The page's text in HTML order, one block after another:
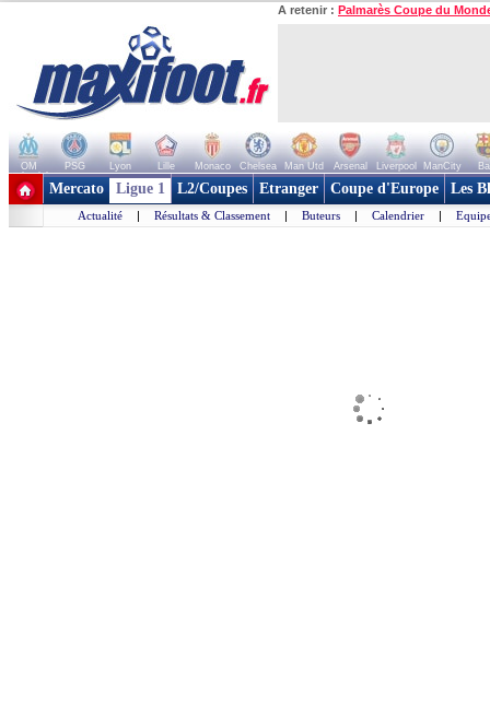
A retenir : Palmarès Coupe du
OM PSG Lyon Lille Monaco Chelsea Man Utd Arsenal Liverpool ManCity
+ de clubs
Mercato Ligue 1 L2/Coupes Etranger Coupe d'Europe Les
Actualité | Résultats & Classement | Buteurs | Calendrier |